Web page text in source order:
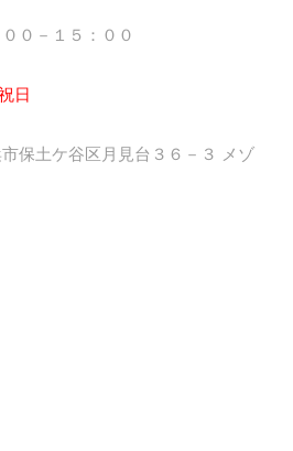
－１５：００
日
保土ケ谷区月見台３６－３ メゾ